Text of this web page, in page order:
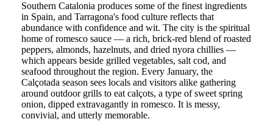
Southern Catalonia produces some of the finest ingredients
in Spain, and Tarragona's food culture reflects that
abundance with confidence and wit. The city is the spiritual
home of romesco sauce — a rich, brick-red blend of roasted
peppers, almonds, hazelnuts, and dried nyora chillies —
which appears beside grilled vegetables, salt cod, and
seafood throughout the region. Every January, the
Calçotada season sees locals and visitors alike gathering
around outdoor grills to eat calçots, a type of sweet spring
onion, dipped extravagantly in romesco. It is messy,
convivial, and utterly memorable.